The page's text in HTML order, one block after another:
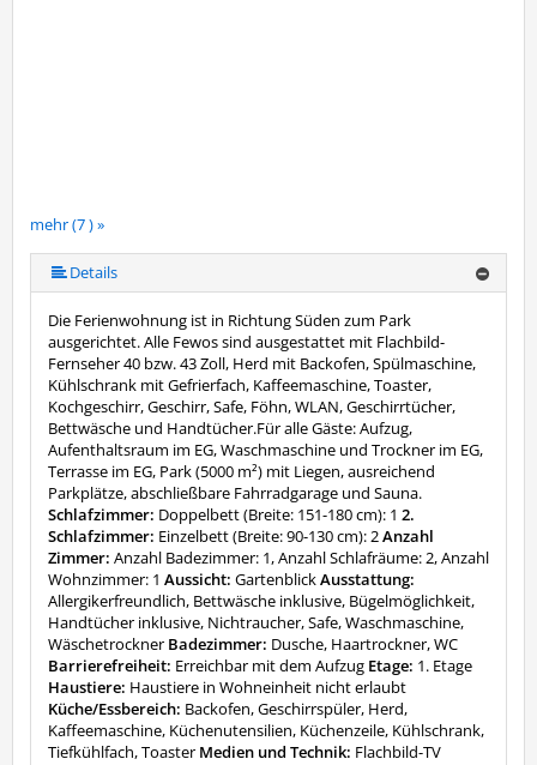
mehr (7 ) »
mehr (7 ) »
mehr (7 ) »
mehr (7 ) »
Details
Die Ferienwohnung ist in Richtung Süden zum Park
ausgerichtet. Alle Fewos sind ausgestattet mit Flachbild-
Fernseher 40 bzw. 43 Zoll, Herd mit Backofen, Spülmaschine,
Kühlschrank mit Gefrierfach, Kaffeemaschine, Toaster,
Kochgeschirr, Geschirr, Safe, Föhn, WLAN, Geschirrtücher,
Bettwäsche und Handtücher.Für alle Gäste: Aufzug,
Aufenthaltsraum im EG, Waschmaschine und Trockner im EG,
Terrasse im EG, Park (5000 m²) mit Liegen, ausreichend
Parkplätze, abschließbare Fahrradgarage und Sauna.
Schlafzimmer: Doppelbett (Breite: 151-180 cm): 1 2.
Schlafzimmer: Einzelbett (Breite: 90-130 cm): 2Anzahl
Zimmer: Anzahl Badezimmer: 1, Anzahl Schlafräume: 2, Anzahl
Wohnzimmer: 1 Aussicht: GartenblickAusstattung:
Allergikerfreundlich, Bettwäsche inklusive, Bügelmöglichkeit,
Handtücher inklusive, Nichtraucher, Safe, Waschmaschine,
Wäschetrockner Badezimmer: Dusche, Haartrockner, WC
Barrierefreiheit: Erreichbar mit dem Aufzug Etage: 1. Etage
Haustiere: Haustiere in Wohneinheit nicht erlaubt
Küche/Essbereich: Backofen, Geschirrspüler, Herd,
Kaffeemaschine, Küchenutensilien, Küchenzeile, Kühlschrank,
Tiefkühlfach, Toaster Medien und Technik: Flachbild-TV